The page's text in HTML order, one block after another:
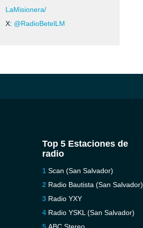
LaMisionera/
X: @RadioBetelLM
Top 5 Estaciones de
radio
Scan (San Salvador)
Radio Bautista (San Salvador)
Radio YXY
Radio YSKL (San Salvador)